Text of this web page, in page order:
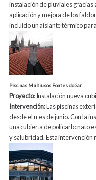
instalación de pluviales gracias
aplicación y mejora de los
incluído un aislante térmico
Piscinas Multiusos Fontes do Sar
Proyecto: Instalación nueva
Intervención:Las piscinas
desde el mes de junio. Con la
una cubierta de policarbonato
y salubridad. Esta intervención